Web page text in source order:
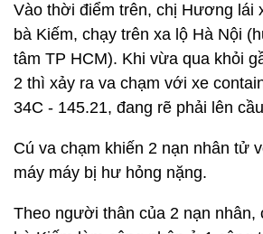
Vào thời điểm trên, chị Hương lái
bà Kiếm, chạy trên xa lộ Hà Nội
tâm TP HCM). Khi vừa qua khỏi
2 thì xảy ra va chạm với xe
34C - 145.21, đang rẽ phải lên
Cú va chạm khiến 2 nạn nhân tử
máy máy bị hư hỏng nặng.
Theo người thân của 2 nạn nhân,